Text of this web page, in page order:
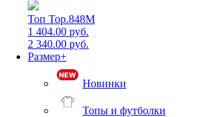
Топ Top.848M
1 404.00 руб.
2 340.00 руб.
Размер+
Новинки
Топы и футболки